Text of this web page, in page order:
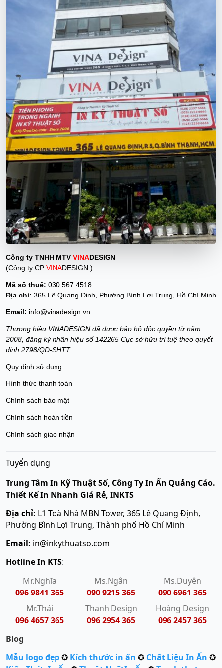
Công ty TNHH MTVVINADESIGN
(Công ty CP VINADESIGN )
Mã số thuế: 030 567 4518
Địa chỉ: 365 Lê Quang Định, Phường Bình Lợi Trung, Hồ Chí Minh
Email: info@vinadesign.vn
Thương hiệu VINADESIGN đã được bảo hộ độc quyền từ năm
2008, đăng ký nhãn hiệu số 142265 Cục sở hữu trí tuệ theo quyết
định 2798/QD-SHTT
Quy định sử dụng
Hình thức thanh toán
Chính sách bảo mật
Chính sách hoàn tiền
Chính sách giao nhận
Tuyển dụng
Trung Tâm In Kỹ Thuật Số, Công Ty In Ấn Quảng Cáo.
Thiết Kế In Nhanh Giá Rẻ, INKTS
Địa chỉ: L1 Toà Nhà MBN Tower, 365 Lê Quang Định,
Phường Bình Lợi Trung, Thành phố Hồ Chí Minh
Email: in@inkythuatso.com
Hotline In KTS:
Mr.Nghĩa
096 9841 365
Ms.Ngân
090 9215 365
Ms.Duyên
090 6961 365
Mr.Thái
096 4657 365
Thanh Design
096 2954 365
Hoàng Design
096 2457 365
Blog
Mẫu logo đẹp✪ Kích thước in ấn ✪ Chất Liệu In Ấn ✪